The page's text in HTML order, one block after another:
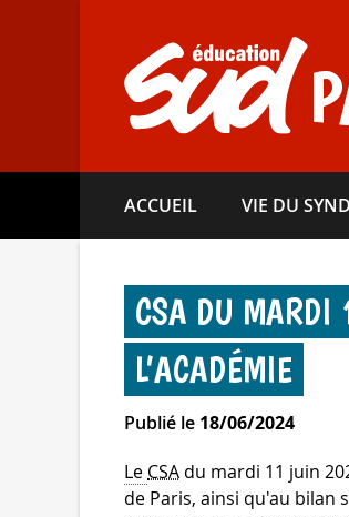
ACCUEIL VIE DU
CSA DU MARDI
L’ACADÉMIE
Publié le 18/06/2024
Le CSA du mardi 11 juin
de Paris, ainsi qu'au bilan